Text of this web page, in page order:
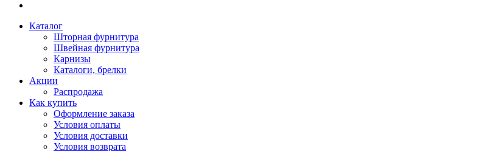
Каталог
Шторная фурнитура
Швейная фурнитура
Карнизы
Каталоги, брелки
Акции
Распродажа
Как купить
Оформление заказа
Условия оплаты
Условия доставки
Условия возврата